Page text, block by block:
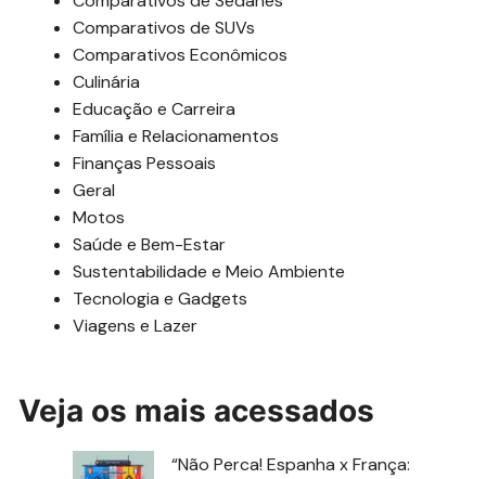
Comparativos de SUVs
Comparativos Econômicos
Culinária
Educação e Carreira
Família e Relacionamentos
Finanças Pessoais
Geral
Motos
Saúde e Bem-Estar
Sustentabilidade e Meio Ambiente
Tecnologia e Gadgets
Viagens e Lazer
Veja os mais acessados
“Não Perca! Espanha x França: